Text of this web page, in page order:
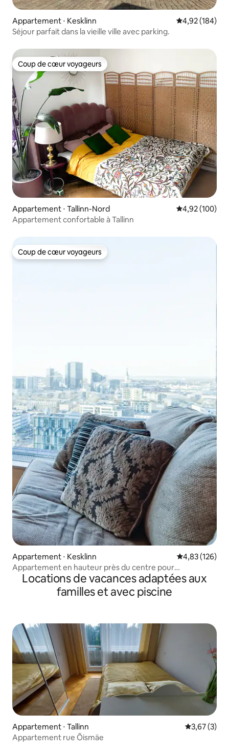
Appartement ⋅ Kesklinn Évaluation
4,92 (184)
Séjour parfait dans la vieille ville avec parking.
Coup de cœur voyageurs
Coup de cœur voyageurs
Appartement ⋅ Tallinn-Nord Évaluation
4,92 (100)
Appartement confortable à Tallinn
Coup de cœur voyageurs
Coup de cœur voyageurs
Appartement ⋅ Kesklinn Évaluation
4,83 (126)
Appartement en hauteur près du centre pour
3 personnes
Locations de vacances adaptées aux
familles et avec piscine
Appartement ⋅ Tallinn Évaluation
3,67 (3)
Appartement rue Õismäe